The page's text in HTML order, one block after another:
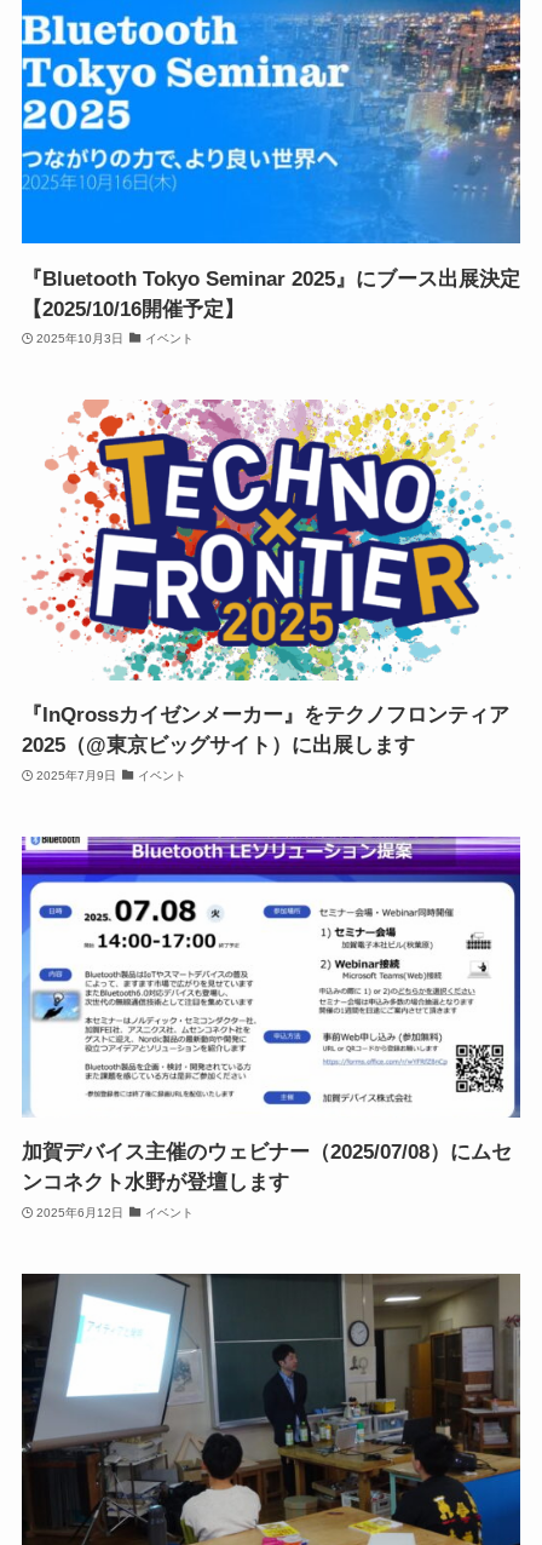
『Bluetooth Tokyo Seminar 2025』にブース出展決定
【2025/10/16開催予定】
2025年10月3日 イベント
『InQrossカイゼンメーカー』をテクノフロンティア
2025（@東京ビッグサイト）に出展します
2025年7月9日 イベント
加賀デバイス主催のウェビナー（2025/07/08）にムセ
ンコネクト水野が登壇します
2025年6月12日 イベント